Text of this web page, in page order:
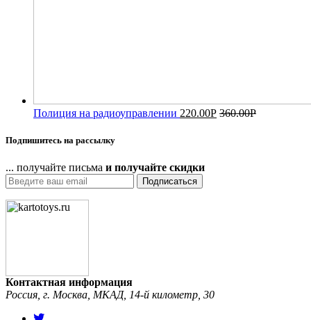
Полиция на радиоуправлении 220.00Р 360.00Р
Подпишитесь на рассылку
... получайте письма и получайте скидки
Подписаться
Контактная информация
Россия, г. Москва, МКАД, 14-й километр, 30